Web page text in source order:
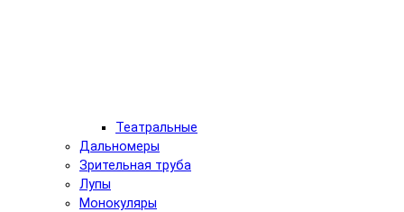
Театральные
Дальномеры
Зрительная труба
Лупы
Монокуляры